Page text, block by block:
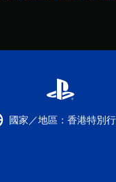
國家／地區：香港特別